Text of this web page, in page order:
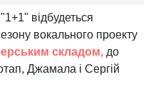
відбудеться
вокального проекту
складом, до
Джамала і Сергій